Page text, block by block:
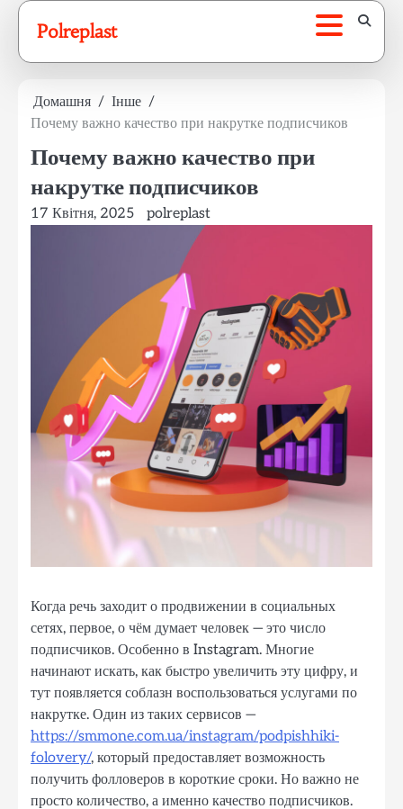
Перейти
вмісту
Polreplast
Домашня
Інше
Почему важно качество при накрутке подписчиков
Почему важно качество при
накрутке подписчиков
17 Квітня, 2025 polreplast
Когда речь заходит о продвижении в социальных
сетях, первое, о чём думает человек — это число
подписчиков. Особенно в Instagram. Многие
начинают искать, как быстро увеличить эту цифру, и
тут появляется соблазн воспользоваться услугами по
накрутке. Один из таких сервисов —
https://smmone.com.ua/instagram/podpishhiki-
folovery/, который предоставляет возможность
получить фолловеров в короткие сроки. Но важно не
просто количество, а именно качество подписчиков.